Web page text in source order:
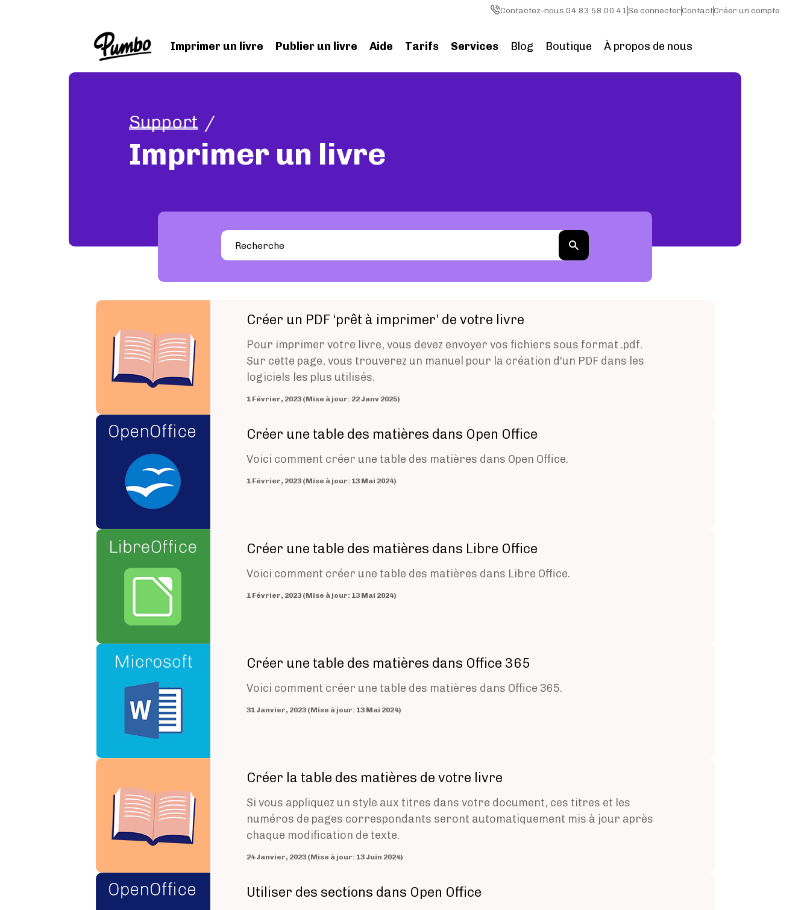
Contactez-nous 04 83 58 00 41
Image Se connecterContactCréer un compte
Imprimer un livre Publier un livre Aide Tarifs Services Blog Boutique À propos de nous
Support
Imprimer un livre
Image
Créer un PDF ‘prêt à imprimer’ de votre livre
Pour imprimer votre livre, vous devez envoyer vos fichiers sous format .pdf.
Sur cette page, vous trouverez un manuel pour la création d'un PDF dans les
logiciels les plus utilisés.
1 Février, 2023 (Mise à jour: 22 Janv 2025)
Image
Créer une table des matières dans Open Office
Voici comment créer une table des matières dans Open Office.
1 Février, 2023 (Mise à jour: 13 Mai 2024)
Image
Créer une table des matières dans Libre Office
Voici comment créer une table des matières dans Libre Office.
1 Février, 2023 (Mise à jour: 13 Mai 2024)
Image
Créer une table des matières dans Office 365
Voici comment créer une table des matières dans Office 365.
31 Janvier, 2023 (Mise à jour: 13 Mai 2024)
Image
Créer la table des matières de votre livre
Si vous appliquez un style aux titres dans votre document, ces titres et les
numéros de pages correspondants seront automatiquement mis à jour après
chaque modification de texte.
24 Janvier, 2023 (Mise à jour: 13 Juin 2024)
Image
Utiliser des sections dans Open Office